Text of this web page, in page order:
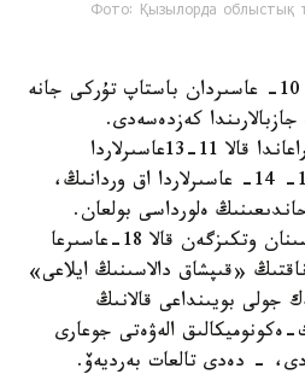
Фото: Қызылорда облыстық
- سىعاناق قالاسىنىڭ اتاۋى 10- عاسىردان باستاپ تۇركى جانە
كەزدەسەدى.
ورتاعاسىرلىق دەرەكتەرگە قاراعاندا قالا 11-13عاسىرلاردا
دەشتى- قىپشاق ەلىنىڭ، 13- 14- عاسىرلاردا اق وردانىڭ،
حاندىعىنىڭ ەلورداسى بولعان.
ءتۇرلى تاريحي كەزەڭدى باسىنان وتكىزگەن قالا 18-عاسىرعا
«قىپشاق دالاسىنىڭ ايلاعى»
جولى بويىنداعى قالانىڭ
ەكونوميكالىق الەۋەتى جوعارى
- دەدى تالعات بەرديەۆ.